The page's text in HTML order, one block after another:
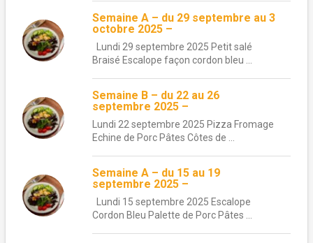
Semaine A – du 29 septembre au 3
octobre 2025 –
Lundi 29 septembre 2025 Petit salé
Braisé Escalope façon cordon bleu ...
Semaine B – du 22 au 26
septembre 2025 –
Lundi 22 septembre 2025 Pizza Fromage
Echine de Porc Pâtes Côtes de ...
Semaine A – du 15 au 19
septembre 2025 –
Lundi 15 septembre 2025 Escalope
Cordon Bleu Palette de Porc Pâtes ...